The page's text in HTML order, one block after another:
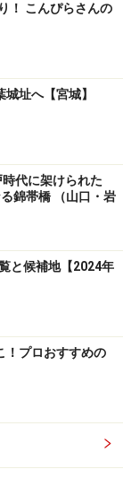
！ こんぴらさんの
址へ【宮城】
代に架けられた
錦帯橋 （山口・岩
と候補地【2024年
！プロおすすめの